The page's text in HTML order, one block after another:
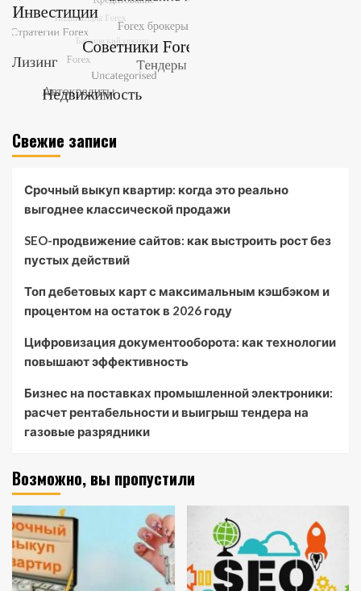
Свежие записи
Срочный выкуп квартир: когда это реально
выгоднее классической продажи
SEO-продвижение сайтов: как выстроить рост без
пустых действий
Топ дебетовых карт с максимальным кэшбэком и
процентом на остаток в 2026 году
Цифровизация документооборота: как технологии
повышают эффективность
Бизнес на поставках промышленной электроники:
расчет рентабельности и выигрыш тендера на
газовые разрядники
Возможно, вы пропустили